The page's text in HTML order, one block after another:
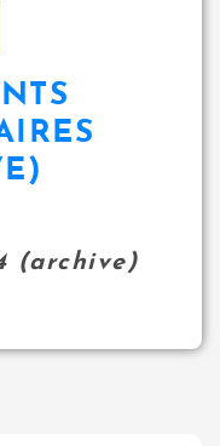
(archive)